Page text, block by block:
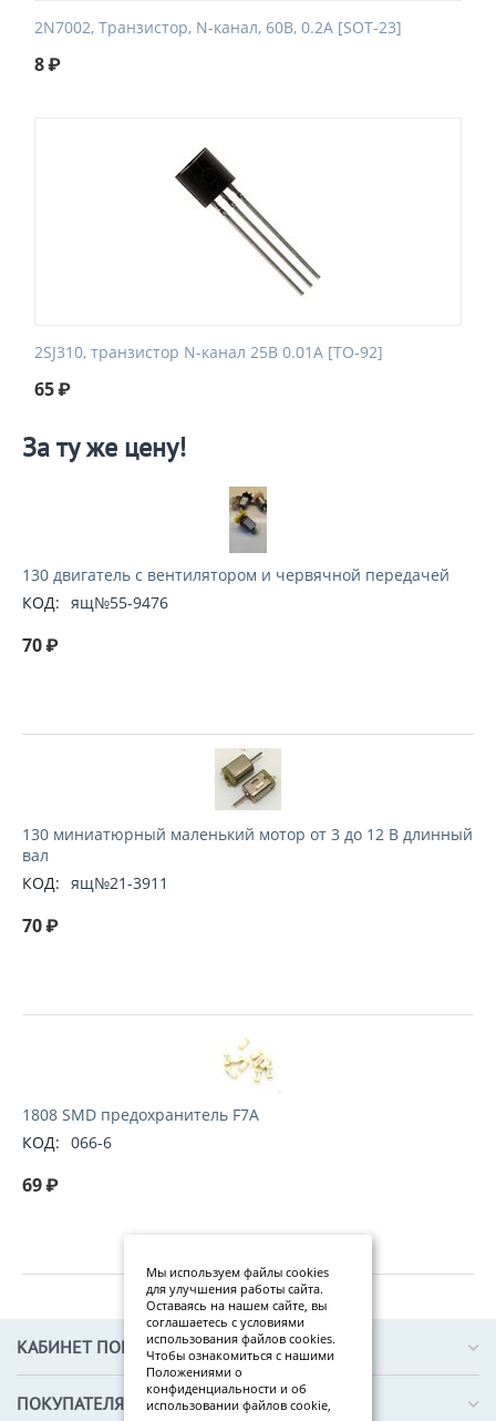
2N7002, Транзистор, N-канал, 60В, 0.2А [SOT-23]
8₽
2SJ310, транзистор N-канал 25В 0.01А [TO-92]
65₽
За ту же цену!
130 двигатель с вентилятором и червячной передачей
КОД: ящ№55-9476
70₽
130 миниатюрный маленький мотор от 3 до 12 В длинный
вал
КОД: ящ№21-3911
70₽
1808 SMD предохранитель F7A
КОД: 066-6
69₽
КАБИНЕТ ПОКУПАТЕЛЯ
ПОКУПАТЕЛЯМ
Мы используем файлы cookies
для улучшения работы сайта.
Оставаясь на нашем сайте, вы
соглашаетесь с условиями
использования файлов cookies.
Чтобы ознакомиться с нашими
Положениями о
конфиденциальности и об
использовании файлов cookie,